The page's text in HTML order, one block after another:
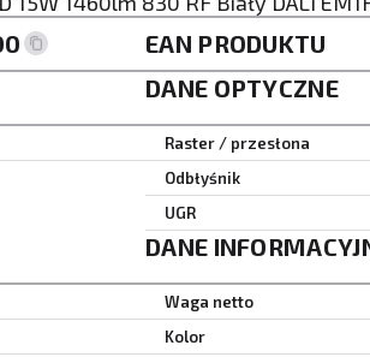
EAN PRODUKTU
DANE OPTYCZNE
Raster / przesłona
Odbłyśnik
UGR
DANE
Waga netto
Kolor